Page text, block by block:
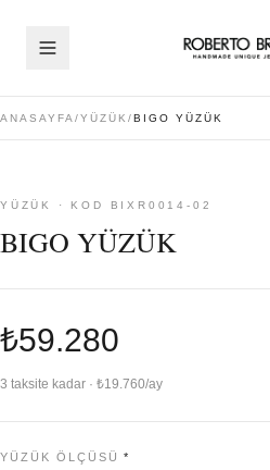
ANASAYFA /YÜZÜK /BIGO YÜZÜK
YÜZÜK · KOD BIXR0014-02
BIGO YÜZÜK
₺59.280
3 taksite kadar · ₺19.760/ay
YÜZÜK ÖLÇÜSÜ *